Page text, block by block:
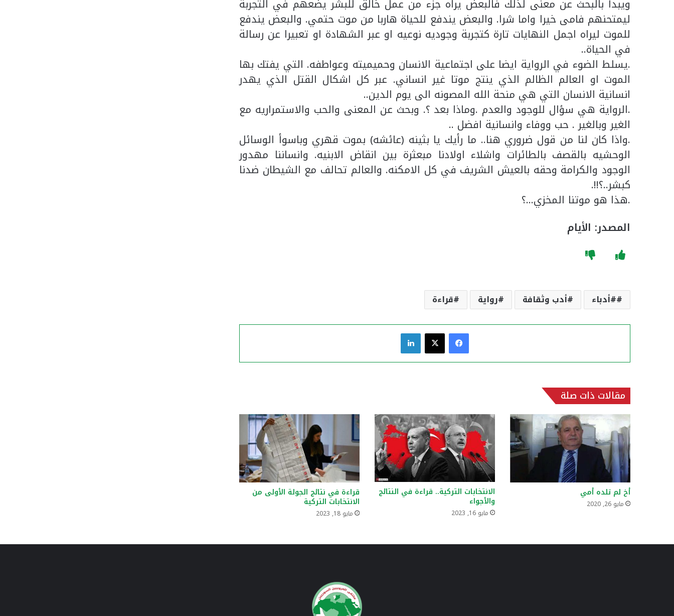
ويبدأ بالبحث عن معنى لذلك فالبعض يراه جزء من عمل خالق للبشر يضعهم في التجربة
ليمتحنهم فامى خيرا واما شرا. والبعض يندفع للحياة هاربا من موت حتمي. والبعض يندفع
للموت ليراه اجمل النهايات تارة كتجربة وجوديه نوعيه او عبر الشهادة او تعبيرا عن رسالة
في الحياة..
.يسلط الضوء في الرواية ايضا على اجتماعية الانسان وحميميته وعواطفه. التي يفتك بها
الموت او العالم الظالم الذي ينتج موتا غير انساني. عبر كل اشكال القتل الذي يهدر
انسانية الانسان التي هي منحة الله المصونه الى يوم الدين..
.الرواية هي سؤال للوجود والعدم .وماذا بعد ؟. وبحث عن المعنى والحب والاستمراريه مع
الغير وبالغير . حب ووفاء وانسانية افضل ..
.واذا كان لنا من قول ضروري هنا.. ما رأيك يا بثينه (عائشه) بموت قهري وباسوأ الوسائل
الوحشيه بالقصف بالطائرات واشلاء اولادنا مبعثرة بين انقاض الابنيه. وانساننا مهدور
الوجود والكرامة وحقه بالعيش الشريف في كل الامكنه. والعالم تحالف مع الشيطان ضدنا
كبشر..؟!!.
.هذا هو موتنا المخزي…؟
المصدر: الأيام
#أدباء أدب وثقافة رواية قراءة
فيسبوك
مقالات ذات صلة
أخ لم تلده أمي
مايو 26, 2020
الانتخابات التركية.. قراءة في النتائج
والأجواء
مايو 16, 2023
قراءة في نتائج الجولة الأولى من
الانتخابات التركية
مايو 18, 2023